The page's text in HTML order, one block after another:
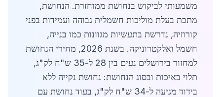
משמעותי לביקוש בנחושת ממוחזרת. הנחושת,
מתכת בעלת מוליכות חשמלית גבוהה ועמידות בפני
קורוזיה, נדרשת בתעשיות מגוונות כמו בנייה,
חשמל ואלקטרוניקה. בשנת 2026, מחירי הנחושת
למחזור בירושלים נעים בין 28 ל-35 ש"ח לק"ג,
תלוי באיכות ובסוג הנחושת: נחושת נקייה ללא
בידוד מגיעה ל-34 ש"ח לק"ג, בעוד נחושת עם